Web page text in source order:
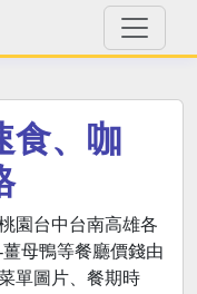
食、咖
園台中台南高雄各
母鴨等餐廳價錢由
單圖片、餐期時